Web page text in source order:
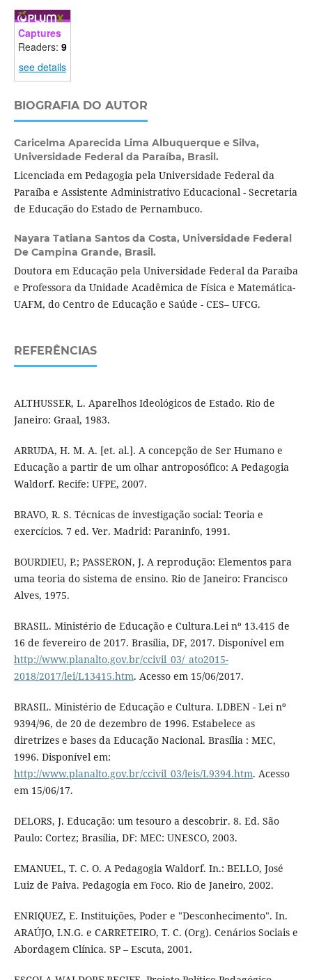
Captures
Readers: 9
see details
BIOGRAFIA DO AUTOR
Caricelma Aparecida Lima Albuquerque e Silva,
Universidade Federal da Paraíba, Brasil.
Licenciada em Pedagogia pela Universidade Federal da
Paraíba e Assistente Administrativo Educacional - Secretaria
de Educação do Estado de Pernambuco.
Nayara Tatiana Santos da Costa, Universidade Federal
De Campina Grande, Brasil.
Doutora em Educação pela Universidade Federal da Paraíba
e Professora da Unidade Acadêmica de Física e Matemática-
UAFM, do Centro de Educação e Saúde - CES– UFCG.
REFERÊNCIAS
ALTHUSSER, L. Aparelhos Ideológicos de Estado. Rio de
Janeiro: Graal, 1983.
ARRUDA, H. M. A. [et. al.]. A concepção de Ser Humano e
Educação a partir de um olhar antroposófico: A Pedagogia
Waldorf. Recife: UFPE, 2007.
BRAVO, R. S. Técnicas de investigação social: Teoria e
exercícios. 7 ed. Ver. Madrid: Paraninfo, 1991.
BOURDIEU, P.; PASSERON, J. A reprodução: Elementos para
uma teoria do sistema de ensino. Rio de Janeiro: Francisco
Alves, 1975.
BRASIL. Ministério de Educação e Cultura.Lei nº 13.415 de
16 de fevereiro de 2017. Brasília, DF, 2017. Disponível em
http://www.planalto.gov.br/ccivil_03/_ato2015-
2018/2017/lei/L13415.htm. Acesso em 15/06/2017.
BRASIL. Ministério de Educação e Cultura. LDBEN - Lei nº
9394/96, de 20 de dezembro de 1996. Estabelece as
diretrizes e bases da Educação Nacional. Brasília : MEC,
1996. Disponível em:
http://www.planalto.gov.br/ccivil_03/leis/L9394.htm. Acesso
em 15/06/17.
DELORS, J. Educação: um tesouro a descobrir. 8. Ed. São
Paulo: Cortez; Brasília, DF: MEC: UNESCO, 2003.
EMANUEL, T. C. O. A Pedagogia Waldorf. In.: BELLO, José
Luiz de Paiva. Pedagogia em Foco. Rio de Janeiro, 2002.
ENRIQUEZ, E. Instituições, Poder e "Desconhecimento". In.
ARAÚJO, I.N.G. e CARRETEIRO, T. C. (Org). Cenários Sociais e
Abordagem Clínica. SP – Escuta, 2001.